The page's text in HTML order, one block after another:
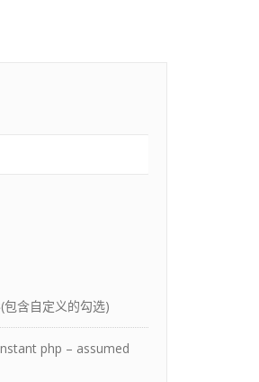
含自定义的勾选)
php – assumed